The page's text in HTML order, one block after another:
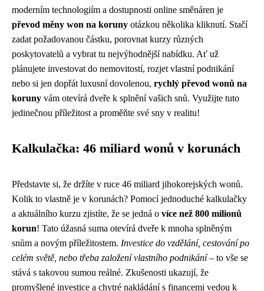
moderním technologiím a dostupnosti online směnáren je
převod měny won na koruny otázkou několika kliknutí. Stačí
zadat požadovanou částku, porovnat kurzy různých
poskytovatelů a vybrat tu nejvýhodnější nabídku. Ať už
plánujete investovat do nemovitostí, rozjet vlastní podnikání
nebo si jen dopřát luxusní dovolenou, rychlý převod wonů na
koruny vám otevírá dveře k splnění vašich snů. Využijte tuto
jedinečnou příležitost a proměňte své sny v realitu!
Kalkulačka: 46 miliard wonů v korunách
Představte si, že držíte v ruce 46 miliard jihokorejských wonů.
Kolik to vlastně je v korunách? Pomocí jednoduché kalkulačky
a aktuálního kurzu zjistíte, že se jedná o více než 800 milionů
korun! Tato úžasná suma otevírá dveře k mnoha splněným
snům a novým příležitostem. Investice do vzdělání, cestování po
celém světě, nebo třeba založení vlastního podnikání– to vše se
stává s takovou sumou reálné. Zkušenosti ukazují, že
promyšlené investice a chytré nakládání s financemi vedou k